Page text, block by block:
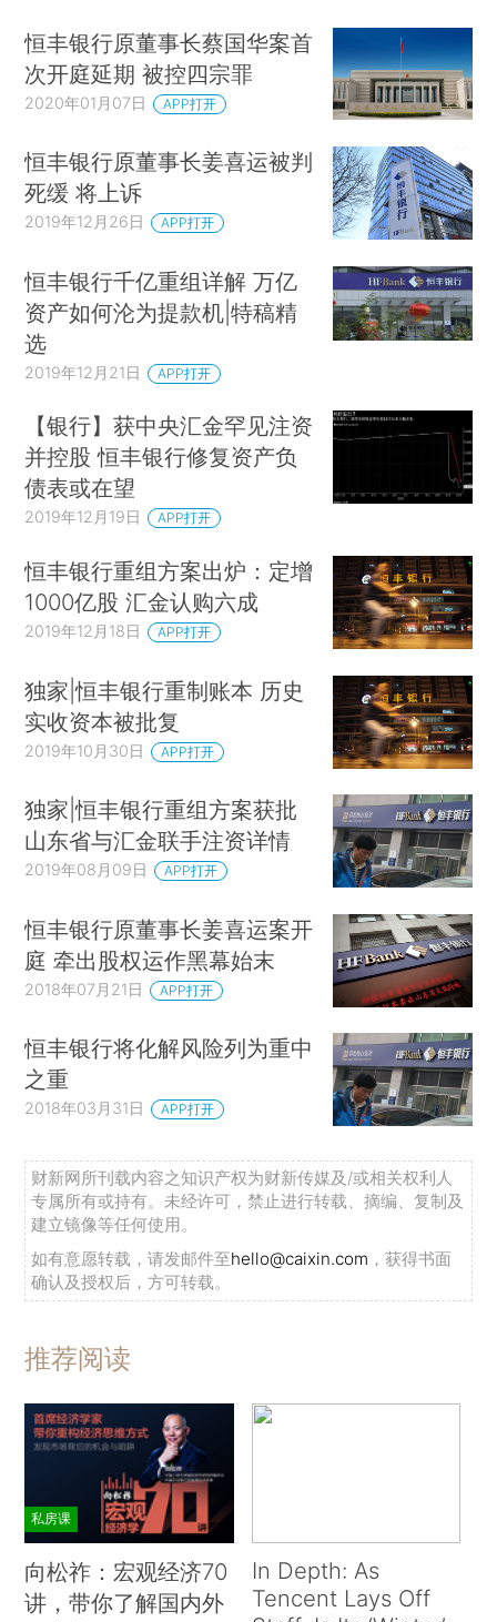
恒丰银行原董事长蔡国华案首
次开庭延期 被控四宗罪
2020年01月07日 APP打开
恒丰银行原董事长姜喜运被判
死缓 将上诉
2019年12月26日 APP打开
恒丰银行千亿重组详解 万亿
资产如何沦为提款机|特稿精
选
2019年12月21日 APP打开
【银行】获中央汇金罕见注资
并控股 恒丰银行修复资产负
债表或在望
2019年12月19日 APP打开
恒丰银行重组方案出炉：定增
1000亿股 汇金认购六成
2019年12月18日 APP打开
独家|恒丰银行重制账本 历史
实收资本被批复
2019年10月30日 APP打开
独家|恒丰银行重组方案获批
山东省与汇金联手注资详情
2019年08月09日 APP打开
恒丰银行原董事长姜喜运案开
庭 牵出股权运作黑幕始末
2018年07月21日 APP打开
恒丰银行将化解风险列为重中
之重
2018年03月31日 APP打开
财新网所刊载内容之知识产权为财新传媒及/或相关权利人
专属所有或持有。未经许可，禁止进行转载、摘编、复制及
建立镜像等任何使用。
如有意愿转载，请发邮件至hello@caixin.com ，获得书面
确认及授权后，方可转载。
推荐阅读
私房课
向松祚：宏观经济70
讲，带你了解国内外
In Depth: As
Tencent Lays Off